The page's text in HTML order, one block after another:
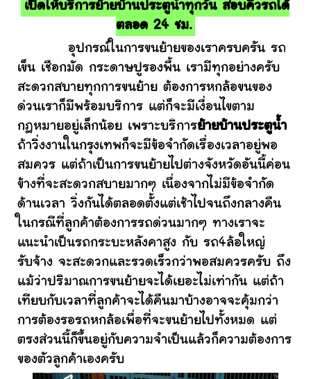
เปิดให้บริการย้ายบ้านประตูน้ำทุกวัน สอบคิวรถได้
ตลอด 24 ชม.
อุปกรณ์ในการขนย้ายของเราครบครัน รถ
เข็น เชือกมัด กระดาษปูรองพื้น เรามีทุกอย่างครับ
สะดวกสบายทุกการขนย้าย ต้องการหกล้อขนของ
ด่วนเราก็มีพร้อมบริการ แต่ก็จะมีเงื่อนไขตาม
กฎหมายอยู่เล็กน้อย เพราะบริการย้ายบ้านประตูน้ำ
ถ้าวิ่งงานในกรุงเทพก็จะมีข้อจำกัดเรื่องเวลาอยู่พอ
สมควร แต่ถ้าเป็นการขนย้ายไปต่างจังหวัดอันนี้ค่อน
ข้างที่จะสะดวกสบายมากๆ เนื่องจากไม่มีข้อจำกัด
ด้านเวลา วิ่งกันได้ตลอดตั้งแต่เช้าไปจนถึงกลางคืน
ในกรณีที่ลูกค้าต้องการรถด่วนมากๆ ทางเราจะ
แนะนำเป็นรถกระบะหลังคาสูง กับ รถ4ล้อใหญ่
รับจ้าง จะสะดวกและรวดเร็วกว่าพอสมควรครับ ถึง
แม้ว่าปริมาณการขนย้ายจะได้เยอะไม่เท่ากัน แต่ถ้า
เทียบกับเวลาที่ลูกค้าจะได้คืนมาบ้างอาจจะคุ้มกว่า
การต้องรอรถหกล้อเพื่อที่จะขนย้ายไปทั้งหมด แต่
ตรงส่วนนี้ก็ขึ้นอยู่กับความจำเป็นแล้วก็ความต้องการ
ของตัวลูกค้าเองครับ